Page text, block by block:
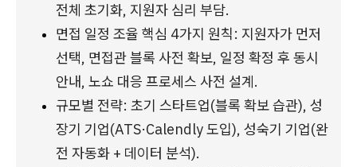
전체 초기화, 지원자 심리 부담.
면접 일정 조율 핵심 4가지 원칙: 지원자가 먼저
선택, 면접관 블록 사전 확보, 일정 확정 후 동시
안내, 노쇼 대응 프로세스 사전 설계.
규모별 전략: 초기 스타트업(블록 확보 습관), 성
장기 기업(ATS·Calendly 도입), 성숙기 기업(완
전 자동화 + 데이터 분석).